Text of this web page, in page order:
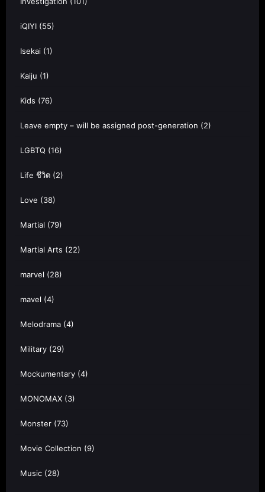
iQIYI (55)
Isekai (1)
Kaiju (1)
Kids (76)
Leave empty – will be assigned post-generation (2)
LGBTQ (16)
Life ชีวิต (2)
Love (38)
Martial (79)
Martial Arts (22)
marvel (28)
mavel (4)
Melodrama (4)
Military (29)
Mockumentary (4)
MONOMAX (3)
Monster (73)
Movie Collection (9)
Music (28)